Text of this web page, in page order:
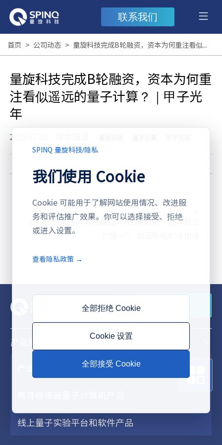
联系我们
首页 > 公司动态 > 量旋科技完成B轮融资，资本为何重注看似遥远的量子计算？｜甲子光年
量旋科技完成B轮融资，资本为何重
注看似遥远的量子计算？｜甲子光
年
2025.07.22
全球数百家媒体关注量旋科技B轮融资：已实现三
产品服务
产业级超导量子计算机产品
线上量子实验平台和软件产品
SPINQ 量旋科技/隐私
我们使用 Cookie
Cookie 可能用于了解网站使用情况、改进服
务和评估推广效果。你可以选择接受、拒绝
或进入设置。
查看隐私政策 →
全部拒绝 Cookie
Cookie 设置
全部接受 Cookie